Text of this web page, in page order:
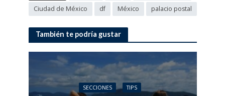
Ciudad de México
df México palacio postal
También te podría gustar
SECCIONES TIPS